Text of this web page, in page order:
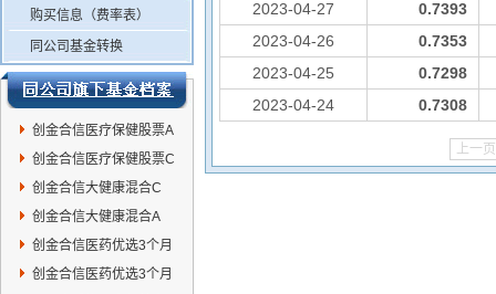
购买信息（费率表）
同公司基金转换
创金合信医疗保健股票A
创金合信医疗保健股票C
创金合信大健康混合C
创金合信大健康混合A
创金合信医药优选3个月
持有混合A
创金合信医药优选3个月
2023-04-27
0.7393
2023-04-26
0.7353
2023-04-25
0.7298
2023-04-24
0.7308
上一页